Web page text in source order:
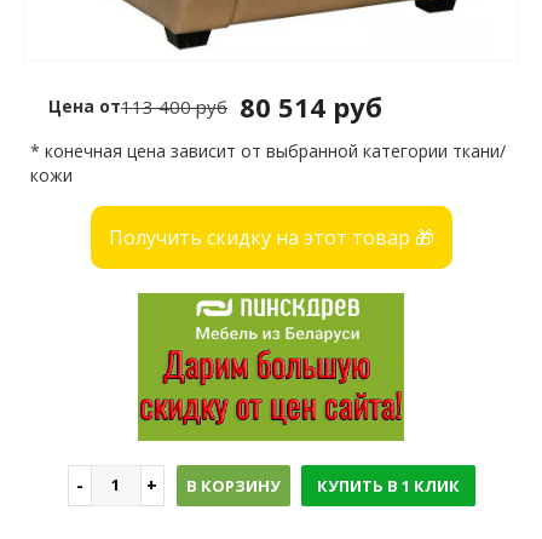
Цена от 80 514 руб
113 400 руб
* конечная цена зависит от выбранной категории ткани/
кожи
Получить скидку на этот товар 🎁
В КОРЗИНУ КУПИТЬ В 1 КЛИК